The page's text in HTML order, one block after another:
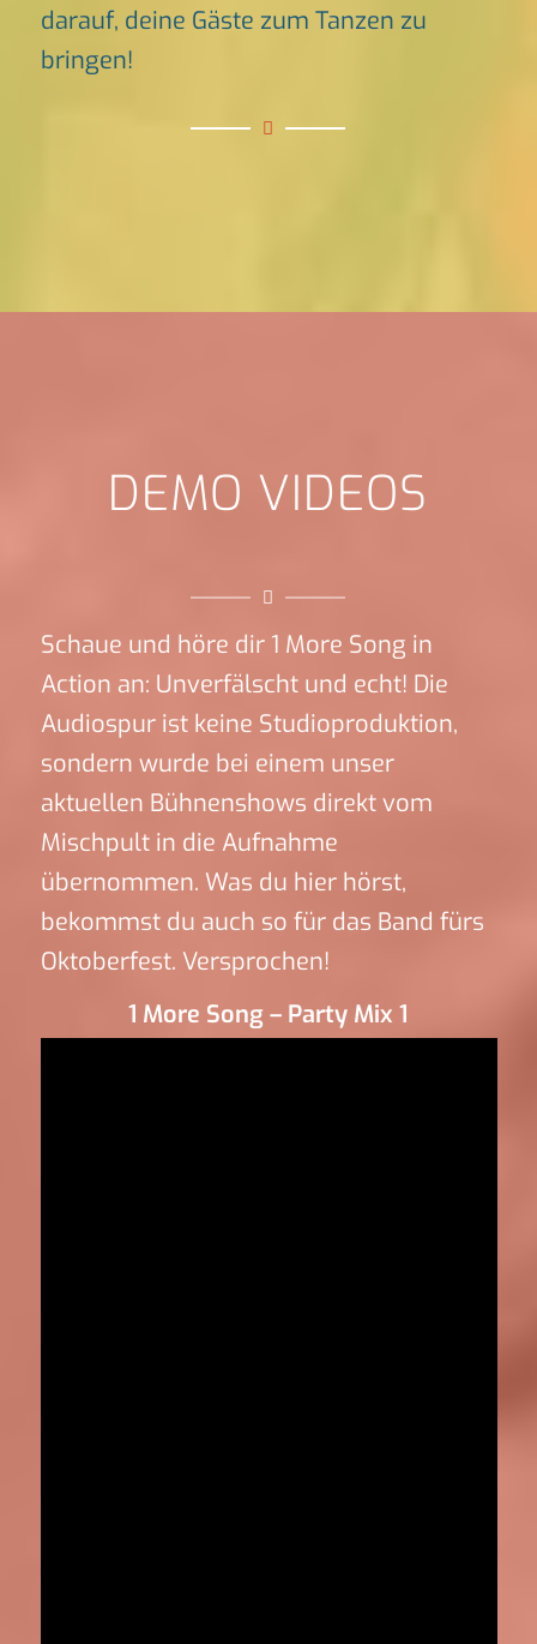
darauf, deine Gäste zum Tanzen zu
bringen!
DEMO VIDEOS
Schaue und höre dir 1 More Song in
Action an: Unverfälscht und echt! Die
Audiospur ist keine Studioproduktion,
sondern wurde bei einem unser
aktuellen Bühnenshows direkt vom
Mischpult in die Aufnahme
übernommen. Was du hier hörst,
bekommst du auch so für das Band fürs
Oktoberfest. Versprochen!
1 More Song – Party Mix 1